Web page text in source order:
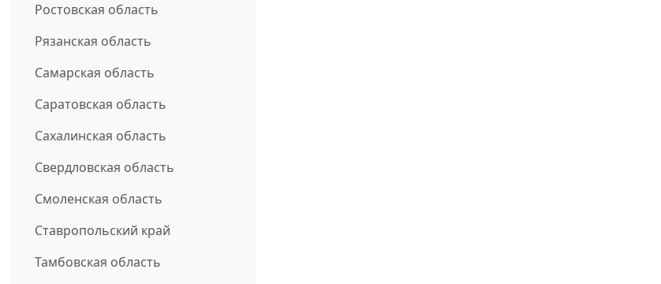
Ростовская область
Рязанская область
Самарская область
Саратовская область
Сахалинская область
Свердловская область
Смоленская область
Ставропольский край
Тамбовская область